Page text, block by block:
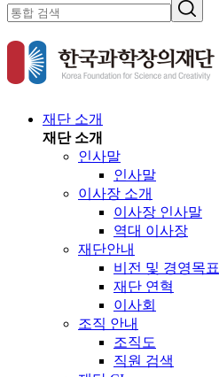
재단 소개
재단 소개
인사말
인사말
이사장 소개
이사장 인사말
역대 이사장
재단안내
비전 및 경영목표
재단 연혁
이사회
조직 안내
조직도
직원 검색